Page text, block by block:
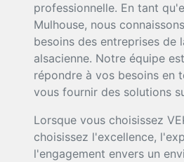
professionnelle. En tant
Mulhouse, nous
besoins des entreprises de
alsacienne. Notre équipe
répondre à vos besoins en
vous fournir des solutions
Lorsque vous choisissez
choisissez l'excellence,
l'engagement envers un